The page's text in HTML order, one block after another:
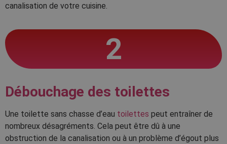
canalisation de votre cuisine.
2
Débouchage des toilettes
Une toilette sans chasse d’eau toilettes peut entraîner de
nombreux désagréments. Cela peut être dû à une
obstruction de la canalisation ou à un problème d’égout plus